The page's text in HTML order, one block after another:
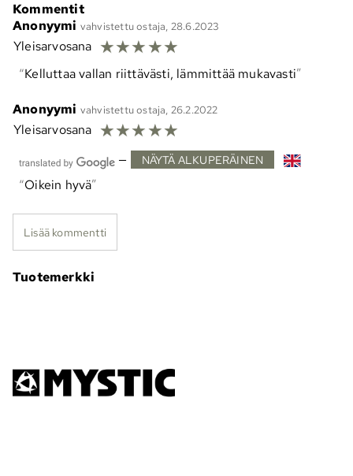
Kommentit
Anonyymi vahvistettu ostaja, 28.6.2023
Yleisarvosana ☆☆☆☆☆
Kelluttaa vallan riittävästi, lämmittää mukavasti
Anonyymi vahvistettu ostaja, 26.2.2022
Yleisarvosana ☆☆☆☆☆
— NÄYTÄ ALKUPERÄINEN
Oikein hyvä
Lisää kommentti
Tuotemerkki